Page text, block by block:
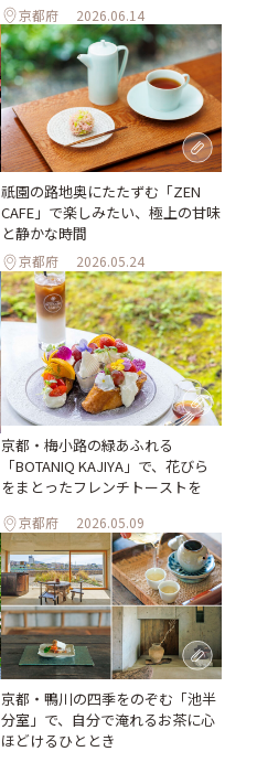
京都府 2026.06.14
祇園の路地奥にたたずむ「ZEN
CAFE」で楽しみたい、極上の甘味
と静かな時間
京都府 2026.05.24
京都・梅小路の緑あふれる
「BOTANIQ KAJIYA」で、花びら
をまとったフレンチトーストを
京都府 2026.05.09
京都・鴨川の四季をのぞむ「池半
分室」で、自分で淹れるお茶に心
ほどけるひととき